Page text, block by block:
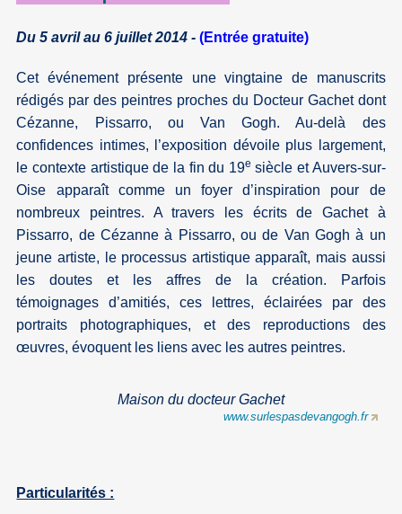
Du 5 avril au 6 juillet 2014 -(Entrée gratuite)
Cet événement présente une vingtaine de manuscrits
rédigés par des peintres proches du Docteur Gachet dont
Cézanne, Pissarro, ou Van Gogh. Au-delà des
confidences intimes, l’exposition dévoile plus largement,
le contexte artistique de la fin du 19e siècle et Auvers-sur-
Oise apparaît comme un foyer d’inspiration pour de
nombreux peintres. A travers les écrits de Gachet à
Pissarro, de Cézanne à Pissarro, ou de Van Gogh à un
jeune artiste, le processus artistique apparaît, mais aussi
les doutes et les affres de la création. Parfois
témoignages d’amitiés, ces lettres, éclairées par des
portraits photographiques, et des reproductions des
œuvres, évoquent les liens avec les autres peintres.
Maison du docteur Gachet
www.surlespasdevangogh.fr
Particularités :